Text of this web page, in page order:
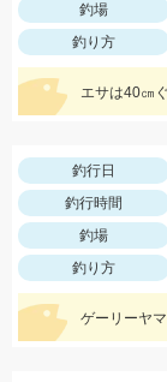
釣場
釣り方
釣行日
釣行時間
釣場
釣り方